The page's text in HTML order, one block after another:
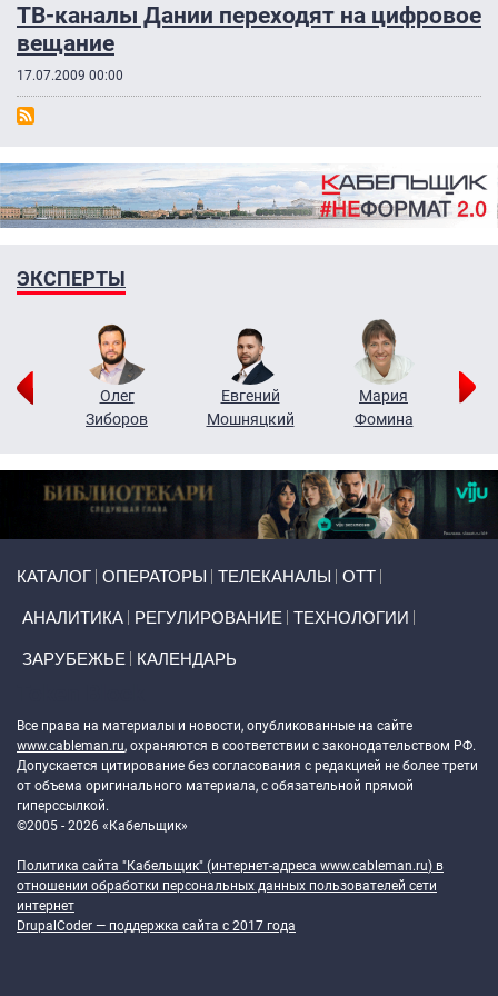
ТВ-каналы Дании переходят на цифровое
вещание
17.07.2009 00:00
ЭКСПЕРТЫ
Олег
Зиборов
Евгений
Мошняцкий
Мария
Фомина
КАТАЛОГ ОПЕРАТОРЫ ТЕЛЕКАНАЛЫ ОТТ
АНАЛИТИКА РЕГУЛИРОВАНИЕ ТЕХНОЛОГИИ
ЗАРУБЕЖЬЕ КАЛЕНДАРЬ
Все права на материалы и новости, опубликованные на сайте
www.cableman.ru, охраняются в соответствии с законодательством РФ.
Допускается цитирование без согласования с редакцией не более трети
от объема оригинального материала, с обязательной прямой
гиперссылкой.
©2005 - 2026 «Кабельщик»
Политика сайта "Кабельщик" (интернет-адреса www.cableman.ru) в
отношении обработки персональных данных пользователей сети
интернет
DrupalCoder — поддержка сайта c 2017 года